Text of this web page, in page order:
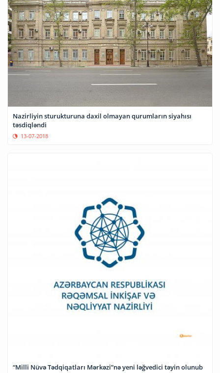
Nazirliyin sturukturuna daxil olmayan qurumların siyahısı
təsdiqləndi
13-07-2018
“Milli Nüvə Tədqiqatları Mərkəzi”nə yeni ləğvedici təyin olunub